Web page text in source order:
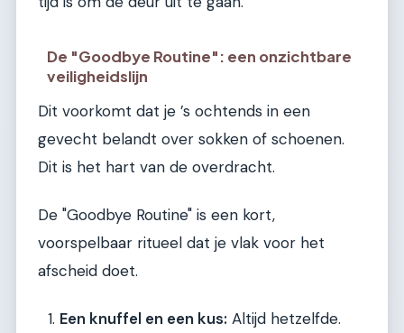
De "Goodbye Routine": een onzichtbare
veiligheidslijn
Dit voorkomt dat je ’s ochtends in een
gevecht belandt over sokken of schoenen.
Dit is het hart van de overdracht.
De "Goodbye Routine" is een kort,
voorspelbaar ritueel dat je vlak voor het
afscheid doet.
Een knuffel en een kus: Altijd hetzelfde.